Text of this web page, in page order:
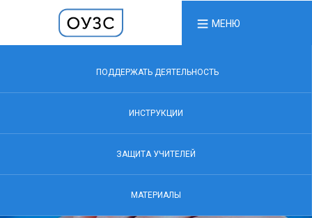
МЕНЮ
ПОДДЕРЖАТЬ ДЕЯТЕЛЬНОСТЬ
ИНСТРУКЦИИ
ЗАЩИТА УЧИТЕЛЕЙ
МАТЕРИАЛЫ